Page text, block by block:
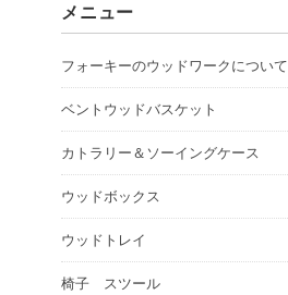
メニュー
フォーキーのウッドワークについて
ベントウッドバスケット
カトラリー＆ソーイングケース
ウッドボックス
ウッドトレイ
椅子 スツール